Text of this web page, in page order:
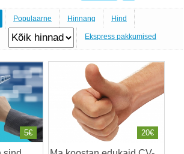
Populaarne Hinnang Hind
Ekspress pakkumised
5€ 20€